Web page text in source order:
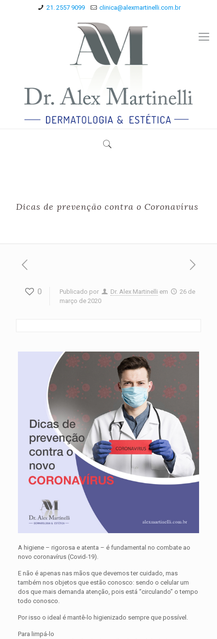
21. 2557 9099 clinica@alexmartinelli.com.br
Dicas de prevenção contra o Coronavírus
0 Publicado por Dr. Alex Martinelli em
26 de
março de 2020
A higiene – rigorosa e atenta – é fundamental no combate ao
novo coronavírus (Covid-19).
E não é apenas nas mãos que devemos ter cuidado, mas
também nos objetos que estão conosco: sendo o celular um
dos que mais demanda atenção, pois está “circulando” o tempo
todo conosco.
Por isso o ideal é mantê-lo higienizado sempre que possível.
Para limpá-lo